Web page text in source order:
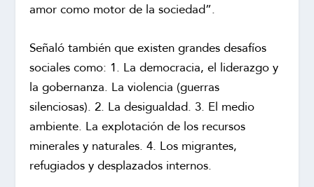
amor como motor de la sociedad”.
Señaló también que existen grandes desafíos
sociales como: 1. La democracia, el liderazgo y
la gobernanza. La violencia (guerras
silenciosas). 2. La desigualdad. 3. El medio
ambiente. La explotación de los recursos
minerales y naturales. 4. Los migrantes,
refugiados y desplazados internos.